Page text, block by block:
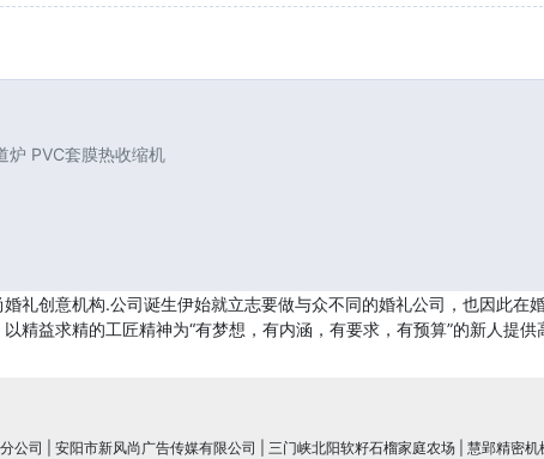
炉 PVC套膜热收缩机
礼创意机构.公司诞生伊始就立志要做与众不同的婚礼公司，也因此在
精益求精的工匠精神为“有梦想，有内涵，有要求，有预算”的新人提供
公司 安阳市新风尚广告传媒有限公司 三门峡北阳软籽石榴家庭农场 慧郢精密机